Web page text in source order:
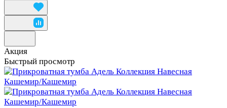
Акция
Быстрый просмотр